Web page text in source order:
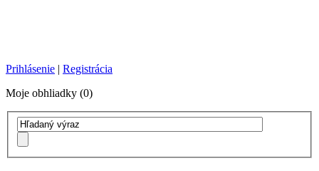
Prihlásenie | Registrácia
Moje obhliadky (0)